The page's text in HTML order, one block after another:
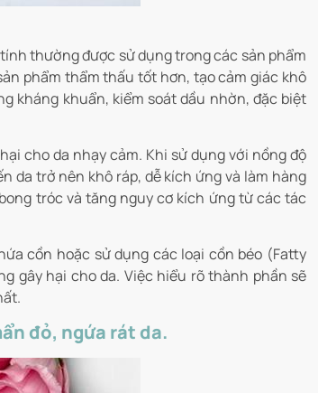
thường được sử dụng trong các sản phẩm
phẩm thẩm thấu tốt hơn, tạo cảm giác khô
kháng khuẩn, kiểm soát dầu nhờn, đặc biệt
cho da nhạy cảm. Khi sử dụng với nồng độ
da trở nên khô ráp, dễ kích ứng và làm hàng
tróc và tăng nguy cơ kích ứng từ các tác
cồn hoặc sử dụng các loại cồn béo (Fatty
gây hại cho da. Việc hiểu rõ thành phần sẽ
đỏ, ngứa rát da.